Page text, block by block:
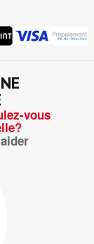
vous